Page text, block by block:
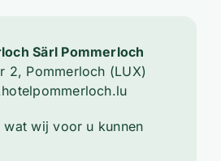
Särl Pommerloch
2, Pommerloch (LUX)
wat wij voor u kunnen